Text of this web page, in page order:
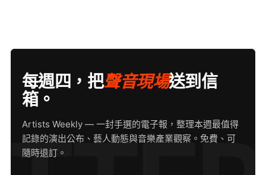
每週四，把聲音現場送到信
箱。
Artists Weekly — 一封手選的電子報，整理本週最值得
記錄的演出公布、藝人動態與音樂產業觀察。免費、可
隨時退訂。